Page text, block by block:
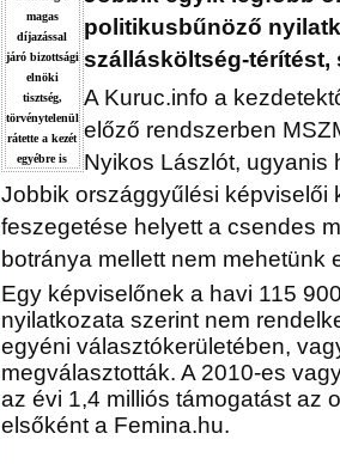
magas
díjazással
járó bizottsági
elnöki
tisztség,
törvénytelenül
rátette a kezét
egyébre is
politikusbűnöző
szállásköltség-térítést,
A Kuruc.info a
előző rendszerben
Nyikos Lászlót, ugyanis
Jobbik országgyűlési képviselői
feszegetése helyett a csendes
botránya mellett nem mehetünk
Egy képviselőnek a havi 115
nyilatkozata szerint nem
egyéni választókerületében,
megválasztották. A 2010-es
az évi 1,4 milliós támogatást az
elsőként a Femina.hu.